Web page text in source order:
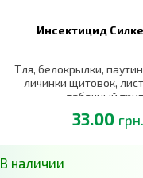
Инсектицид
Тля, белокрылки,
личинки щитовок,
табачный
33.00 грн.
В наличии